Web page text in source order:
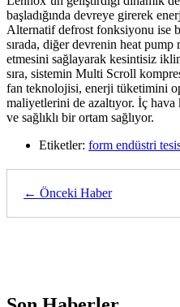
başladığında devreye girerek
Alternatif defrost fonksiyonu ise
sırada, diğer devrenin heat pump
etmesini sağlayarak kesintisiz
sıra, sistemin Multi Scroll
fan teknolojisi, enerji tüketimini
maliyetlerini de azaltıyor. İç
ve sağlıklı bir ortam sağlıyor.
Etiketler: form endüstri
← Önceki Haber